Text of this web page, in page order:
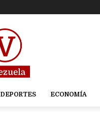
DEPORTES ECONOMÍA